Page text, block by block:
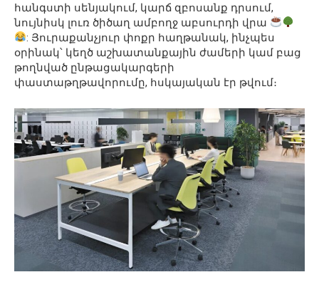
հանգստի սենյակում, կարճ զբոսանք դրսում,
նույնիսկ լուռ ծիծաղ ամբողջ աբսուրդի վրա
: Յուրաքանչյուր փոքր հաղթանակ, ինչպես
օրինակ՝ կեղծ աշխատանքային ժամերի կամ բաց
թողնված ընթացակարգերի
փաստաթղթավորումը, հսկայական էր թվում։